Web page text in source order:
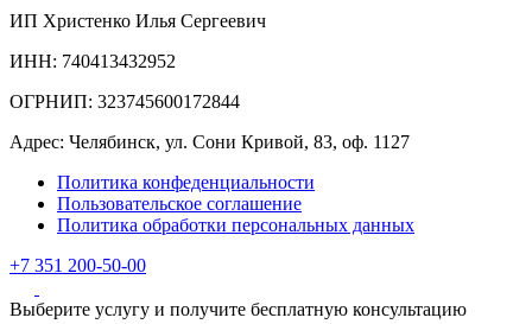
ИП Христенко Илья Сергеевич
ИНН: 740413432952
ОГРНИП: 323745600172844
Адрес: Челябинск, ул. Сони Кривой, 83, оф. 1127
Политика конфеденциальности
Пользовательское соглашение
Политика обработки персональных данных
+7 351 200-50-00
Выберите услугу и получите бесплатную консультацию